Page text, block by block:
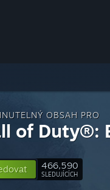
OBSAH PRO
of Duty®:
466,590
SLEDUJÍCÍCH